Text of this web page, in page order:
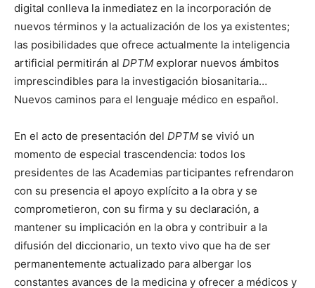
digital conlleva la inmediatez en la incorporación de
nuevos términos y la actualización de los ya existentes;
las posibilidades que ofrece actualmente la inteligencia
artificial permitirán al DPTM explorar nuevos ámbitos
imprescindibles para la investigación biosanitaria…
Nuevos caminos para el lenguaje médico en español.
En el acto de presentación del DPTM se vivió un
momento de especial trascendencia: todos los
presidentes de las Academias participantes refrendaron
con su presencia el apoyo explícito a la obra y se
comprometieron, con su firma y su declaración, a
mantener su implicación en la obra y contribuir a la
difusión del diccionario, un texto vivo que ha de ser
permanentemente actualizado para albergar los
constantes avances de la medicina y ofrecer a médicos y